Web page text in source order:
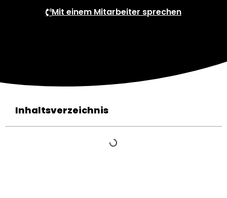
Mit einem Mitarbeiter sprechen
Inhaltsverzeichnis